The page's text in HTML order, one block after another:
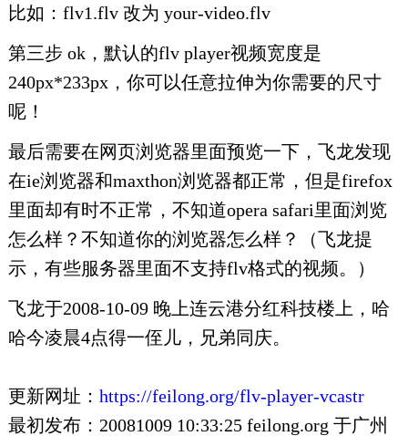
比如：flv1.flv 改为 your-video.flv
第三步 ok，默认的flv player视频宽度是
240px*233px，你可以任意拉伸为你需要的尺寸
呢！
最后需要在网页浏览器里面预览一下，飞龙发现
在ie浏览器和maxthon浏览器都正常，但是firefox
里面却有时不正常，不知道opera safari里面浏览
怎么样？不知道你的浏览器怎么样？（飞龙提
示，有些服务器里面不支持flv格式的视频。）
飞龙于2008-10-09 晚上连云港分红科技楼上，哈
哈今凌晨4点得一侄儿，兄弟同庆。
更新网址： https://feilong.org/flv-player-vcastr
最初发布：20081009 10:33:25 feilong.org 于广州